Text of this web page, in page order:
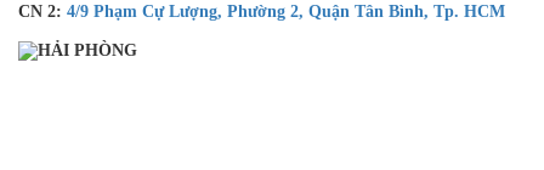
CN 2: 4/9 Phạm Cự Lượng, Phường 2, Quận Tân Bình, Tp. HCM
HẢI PHÒNG